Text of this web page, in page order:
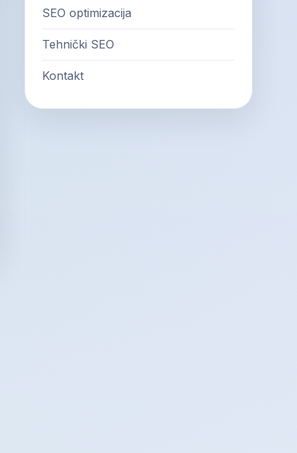
SEO optimizacija
Tehnički SEO
Kontakt